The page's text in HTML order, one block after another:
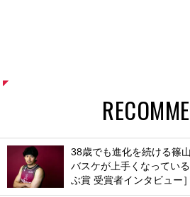
38歳でも進化を続ける篠
バスケが上手くなってい
ぶ賞 受賞者インタビュー］